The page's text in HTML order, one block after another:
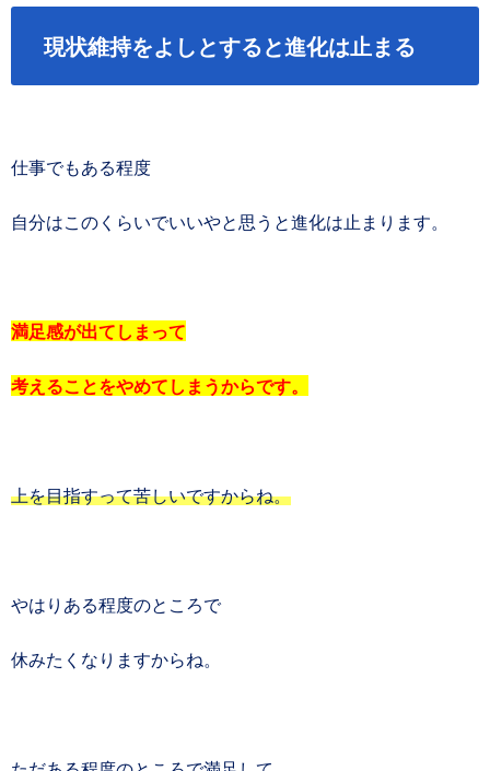
現状維持をよしとすると進化は止まる
仕事でもある程度
自分はこのくらいでいいやと思うと進化は止まります。
満足感が出てしまって
考えることをやめてしまうからです。
上を目指すって苦しいですからね。
やはりある程度のところで
休みたくなりますからね。